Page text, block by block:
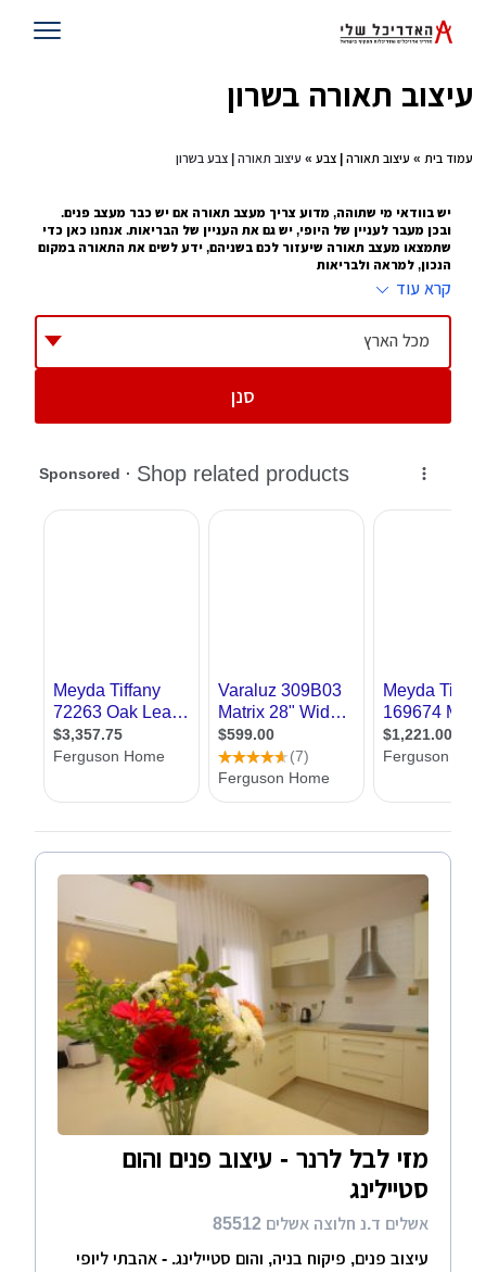
עיצוב תאורה בשרון
עמוד בית » עיצוב תאורה | צבע » עיצוב תאורה | צבע בשרון
יש בוודאי מי שתוהה, מדוע צריך מעצב תאורה אם יש כבר מעצב פנים.
ובכן מעבר לעניין של היופי, יש גם את העניין של הבריאות. אנחנו כאן כדי
שתמצאו מעצב תאורה שיעזור לכם בשניהם, ידע לשים את התאורה במקום
הנכון, למראה ולבריאות
ביממה, או נמצא בבית, קורא או מסתכל על טלוויזיה כמה שעות ביום , יודע איזו
השפעה יש לתאורה על העיניים שלו. זו הסיבה שמתוך
צמח לו תחום של
עיצוב תאורה, מעצב שמציע היכן לשים את התאורה, באיזו כמות ובאיזו צורה.
ההשפעה שלו על הבית יכולה להיות עצומה
טיפים להצבת תאורה
תוודאו שהתאורה נמצאת במקום שילד לא יכול להגיע אליה
תוודאו שיש תאורה מספקת לקריאה ליד השולחן וליד המיטה
קרא עוד
מכל הארץ
סנן
מזי לבל לרנר - עיצוב פנים והום
סטיילינג
אשלים ד.נ חלוצה אשלים 85512
עיצוב פנים, פיקוח בניה, והום סטיילינג. - אהבתי ליופי